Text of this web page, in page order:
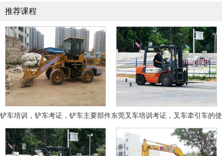
推荐课程
铲车培训，铲车考证，铲车主要部件东莞叉车培训考证，叉车牵引车的使
用和操作